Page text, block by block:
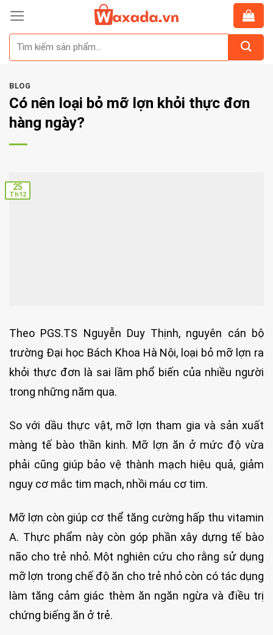
Skip
content
BLOG
Có nên loại bỏ mỡ lợn khỏi thực đơn
hàng ngày?
25
Th12
Theo PGS.TS Nguyễn Duy Thịnh, nguyên cán bộ
trường Đại học Bách Khoa Hà Nội, loại bỏ mỡ lợn ra
khỏi thực đơn là sai lầm phổ biến của nhiều người
trong những năm qua.
So với dầu thực vật, mỡ lợn tham gia và sản xuất
màng tế bào thần kinh. Mỡ lợn ăn ở mức độ vừa
phải cũng giúp bảo vệ thành mạch hiệu quả, giảm
nguy cơ mắc tim mạch, nhồi máu cơ tim.
Mỡ lợn còn giúp cơ thể tăng cường hấp thu vitamin
A. Thực phẩm này còn góp phần xây dựng tế bào
não cho trẻ nhỏ. Một nghiên cứu cho rằng sử dụng
mỡ lợn trong chế độ ăn cho trẻ nhỏ còn có tác dụng
làm tăng cảm giác thèm ăn ngăn ngừa và điều trị
chứng biếng ăn ở trẻ.